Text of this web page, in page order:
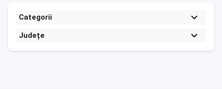
Categorii
Județe